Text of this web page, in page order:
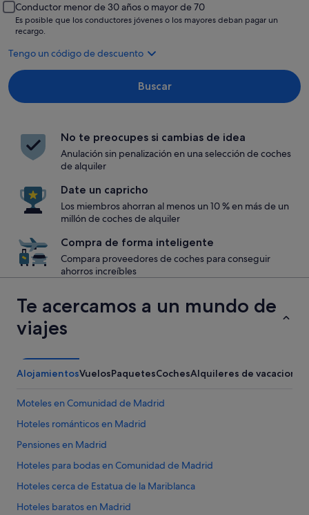
Conductor menor de 30 años o mayor de 70
Es posible que los conductores jóvenes o los mayores deban pagar un
recargo.
Tengo un código de descuento
Buscar
No te preocupes si cambias de idea
Anulación sin penalización en una selección de coches
de alquiler
Date un capricho
Los miembros ahorran al menos un 10 % en más de un
millón de coches de alquiler
Compra de forma inteligente
Compara proveedores de coches para conseguir
ahorros increíbles
Te acercamos a un mundo de
viajes
AlojamientosVuelosPaquetesCochesAlquileres de vacaciones
Moteles en Comunidad de Madrid
Hoteles románticos en Madrid
Pensiones en Madrid
Hoteles para bodas en Comunidad de Madrid
Hoteles cerca de Estatua de la Mariblanca
Hoteles baratos en Madrid